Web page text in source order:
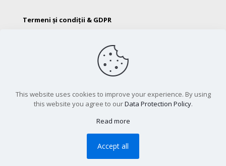
Termeni și condiții & GDPR
This website uses cookies to improve your experience. By using
this website you agree to ourData Protection Policy.
Read more
Accept all